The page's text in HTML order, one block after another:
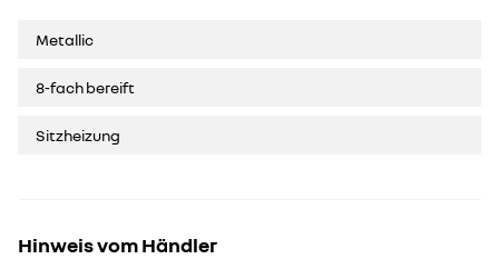
Metallic
8-fach bereift
Sitzheizung
Hinweis vom Händler